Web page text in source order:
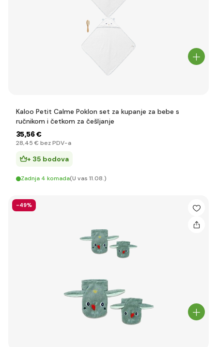
Kaloo Petit Calme Poklon set za kupanje za bebe s
ručnikom i četkom za češljanje
35,56 €
28,45 € bez PDV-a
+ 35 bodova
Zadnja 4 komada(U vas 11.08.)
-49%